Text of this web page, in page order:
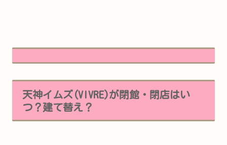
天神イムズ(VIVRE)が閉館・閉店はい
つ？建て替え？